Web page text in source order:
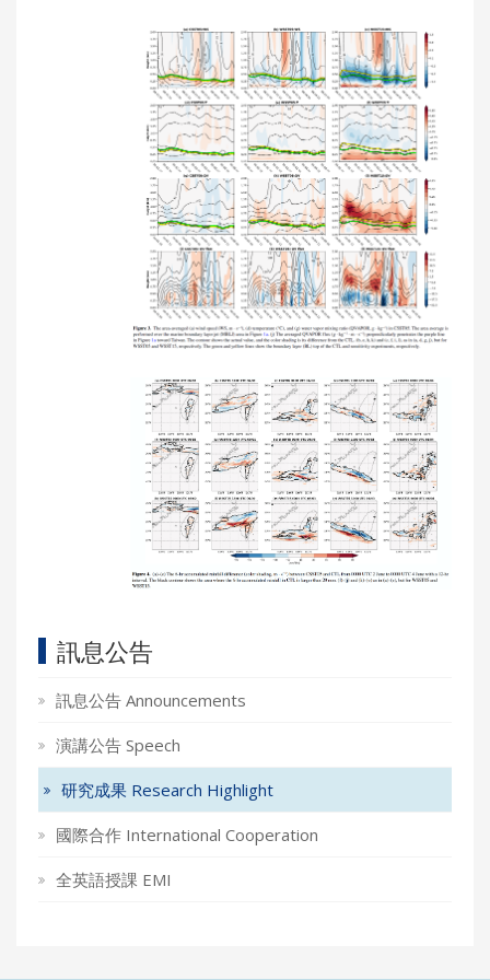
訊息公告
訊息公告 Announcements
演講公告 Speech
研究成果 Research Highlight
國際合作 International Cooperation
全英語授課 EMI